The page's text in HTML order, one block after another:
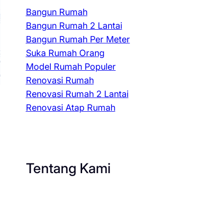
Bangun Rumah
Bangun Rumah 2 Lantai
Bangun Rumah Per Meter
Suka Rumah Orang
Model Rumah Populer
Renovasi Rumah
Renovasi Rumah 2 Lantai
Renovasi Atap Rumah
Tentang Kami